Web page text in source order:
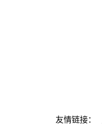
友情链接：